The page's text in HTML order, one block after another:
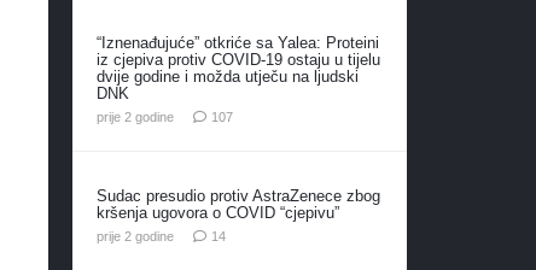
“Iznenađujuće” otkriće sa Yalea: Proteini
iz cjepiva protiv COVID-19 ostaju u tijelu
dvije godine i možda utječu na ljudski
DNK
prije 2 godine 107komentara
Sudac presudio protiv AstraZenece zbog
kršenja ugovora o COVID “cjepivu”
prije 2 godine 14komentara